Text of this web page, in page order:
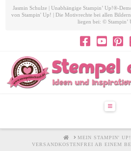
Jasmin Schulze | Unabhängige Stampin’ Up!®-
von Stampin' Up! | Die Motivrechte bei allen
liegen bei: © Stampin’
Navigation
HOMEMEIN STAMPIN'
VERSANDKOSTENFREI AB EINEM